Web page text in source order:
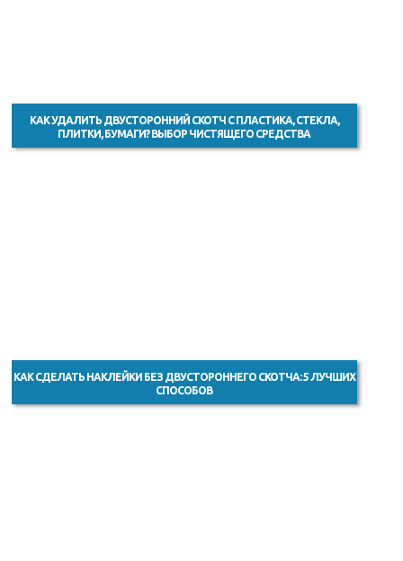
КАК УДАЛИТЬ ДВУСТОРОННИЙ СКОТЧ С ПЛАСТИКА, СТЕКЛА,
ПЛИТКИ, БУМАГИ? ВЫБОР ЧИСТЯЩЕГО СРЕДСТВА
КАК СДЕЛАТЬ НАКЛЕЙКИ БЕЗ ДВУСТОРОННЕГО СКОТЧА: 5 ЛУЧШИХ
СПОСОБОВ